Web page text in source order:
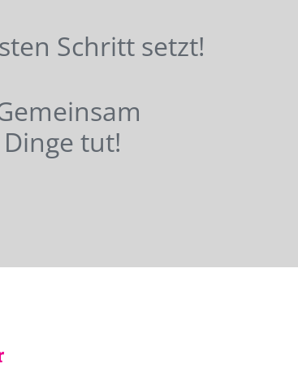
Schritt setzt!
tut!